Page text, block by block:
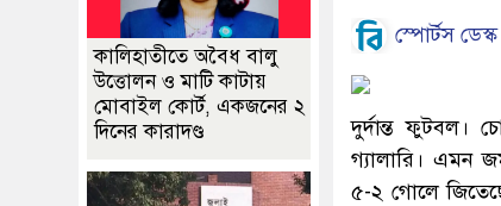
স্পোর্টস ডেস্ক
দুর্দান্ত ফুটবল।
গ্যালারি। এমন
৫-২ গোলে
কালিহাতীতে অবৈধ বালু
উত্তোলন ও মাটি কাটায়
মোবাইল কোর্ট, একজনের ২
দিনের কারাদণ্ড